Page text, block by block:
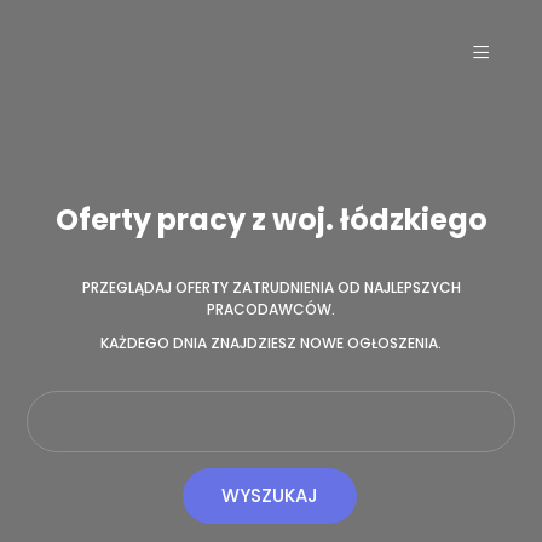
Oferty pracy z woj. łódzkiego
PRZEGLĄDAJ OFERTY ZATRUDNIENIA OD NAJLEPSZYCH
PRACODAWCÓW.
KAŻDEGO DNIA ZNAJDZIESZ NOWE OGŁOSZENIA.